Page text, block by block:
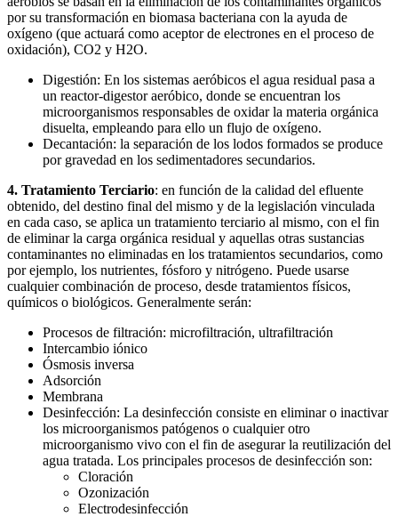
por su transformación en biomasa bacteriana con la ayuda de
oxígeno (que actuará como aceptor de electrones en el proceso de
oxidación), CO2 y H2O.
Digestión: En los sistemas aeróbicos el agua residual pasa a
un reactor-digestor aeróbico, donde se encuentran los
microorganismos responsables de oxidar la materia orgánica
disuelta, empleando para ello un flujo de oxígeno.
Decantación: la separación de los lodos formados se produce
por gravedad en los sedimentadores secundarios.
4. Tratamiento Terciario: en función de la calidad del efluente
obtenido, del destino final del mismo y de la legislación vinculada
en cada caso, se aplica un tratamiento terciario al mismo, con el fin
de eliminar la carga orgánica residual y aquellas otras sustancias
contaminantes no eliminadas en los tratamientos secundarios, como
por ejemplo, los nutrientes, fósforo y nitrógeno. Puede usarse
cualquier combinación de proceso, desde tratamientos físicos,
químicos o biológicos. Generalmente serán:
Procesos de filtración: microfiltración, ultrafiltración
Intercambio iónico
Ósmosis inversa
Adsorción
Membrana
Desinfección: La desinfección consiste en eliminar o inactivar
los microorganismos patógenos o cualquier otro
microorganismo vivo con el fin de asegurar la reutilización del
agua tratada. Los principales procesos de desinfección son:
Cloración
Ozonización
Electrodesinfección